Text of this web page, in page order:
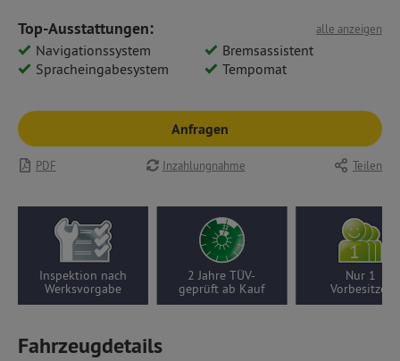
alle anzeigen
Top-Ausstattungen:
Navigationssystem
Bremsassistent
Spracheingabesystem
Tempomat
Anfragen
PDF Inzahlungnahme Teilen
Inspektion nach
Werksvorgabe
2 Jahre TÜV-
geprüft ab Kauf
Nur 1
Vorbesitzer
Fahrzeugdetails